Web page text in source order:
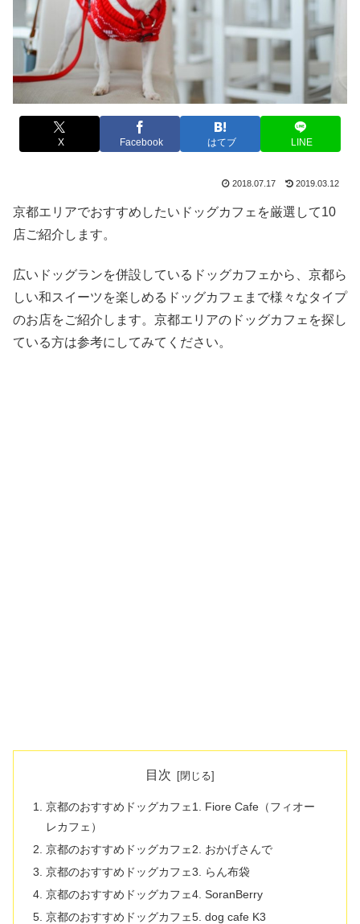
X Facebook はてブ LINE
2018.07.17 2019.03.12
京都エリアでおすすめしたいドッグカフェを厳選して10
店ご紹介します。
広いドッグランを併設しているドッグカフェから、京都ら
しい和スイーツを楽しめるドッグカフェまで様々なタイプ
のお店をご紹介します。京都エリアのドッグカフェを探し
ている方は参考にしてみてください。
目次
京都のおすすめドッグカフェ1. Fiore Cafe（フィオー
レカフェ）
京都のおすすめドッグカフェ2. おかげさんで
京都のおすすめドッグカフェ3. らん布袋
京都のおすすめドッグカフェ4. SoranBerry
京都のおすすめドッグカフェ5. dog cafe K3